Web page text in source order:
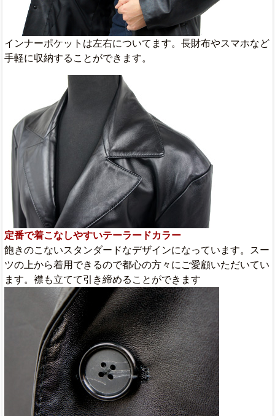
インナーポケットは左右についてます。長財布やスマホなど
手軽に収納することができます。
定番で着こなしやすいテーラードカラー
飽きのこないスタンダードなデザインになっています。スー
ツの上から着用できるので都心の方々にご愛顧いただいてい
ます。襟も立てて引き締めることができます